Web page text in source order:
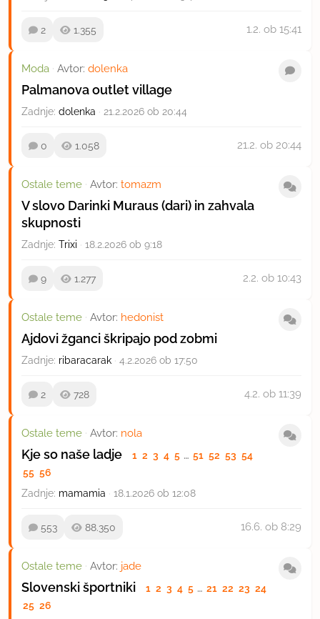
2 1.355 1.2. ob 15:41
Moda · Avtor: dolenka
Palmanova outlet village
Zadnje: dolenka · 21.2.2026 ob 20:44
0 1.058 21.2. ob 20:44
Ostale teme · Avtor: tomazm
V slovo Darinki Muraus (dari) in zahvala
skupnosti
Zadnje: Trixi · 18.2.2026 ob 9:18
9 1.277 2.2. ob 10:43
Ostale teme · Avtor: hedonist
Ajdovi žganci škripajo pod zobmi
Zadnje: ribaracarak · 4.2.2026 ob 17:50
2 728 4.2. ob 11:39
Ostale teme · Avtor: nola
Kje so naše ladje 1 2 3 4 5 … 51 52 53 54
55 56
Zadnje: mamamia · 18.1.2026 ob 12:08
553 88.350 16.6. ob 8:29
Ostale teme · Avtor: jade
Slovenski športniki 1 2 3 4 5 … 21 22 23 24
25 26